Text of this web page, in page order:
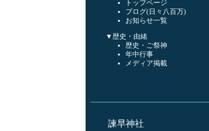
トップページ
ブログ(日々八百万)
お知らせ一覧
▼歴史・由緒
歴史・ご祭神
年中行事
メディア掲載
諫早神社